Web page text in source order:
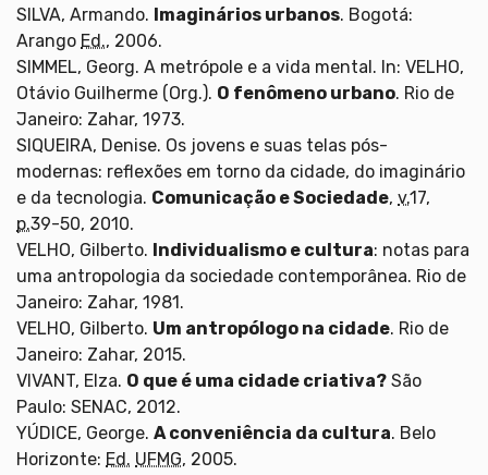
SILVA, Armando. Imaginários urbanos. Bogotá:
Arango Ed., 2006.
SIMMEL, Georg. A metrópole e a vida mental. In: VELHO,
Otávio Guilherme (Org.). O fenômeno urbano. Rio de
Janeiro: Zahar, 1973.
SIQUEIRA, Denise. Os jovens e suas telas pós-
modernas: reflexões em torno da cidade, do imaginário
e da tecnologia. Comunicação e Sociedade, v.17,
p.39-50, 2010.
VELHO, Gilberto. Individualismo e cultura: notas para
uma antropologia da sociedade contemporânea. Rio de
Janeiro: Zahar, 1981.
VELHO, Gilberto. Um antropólogo na cidade. Rio de
Janeiro: Zahar, 2015.
VIVANT, Elza. O que é uma cidade criativa? São
Paulo: SENAC, 2012.
YÚDICE, George. A conveniência da cultura. Belo
Horizonte: Ed. UFMG, 2005.